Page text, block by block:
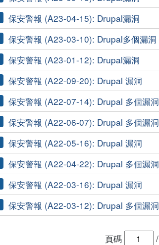
保安警報 (A23-04-15): Drupal漏洞
保安警報 (A23-03-10): Drupal多個漏洞
保安警報 (A23-01-12): Drupal漏洞
保安警報 (A22-09-20): Drupal 漏洞
保安警報 (A22-07-14): Drupal 多個漏洞
保安警報 (A22-06-07): Drupal 多個漏洞
保安警報 (A22-05-16): Drupal 漏洞
保安警報 (A22-04-22): Drupal 多個漏洞
保安警報 (A22-03-16): Drupal 漏洞
保安警報 (A22-03-12): Drupal 多個漏洞
頁碼 /